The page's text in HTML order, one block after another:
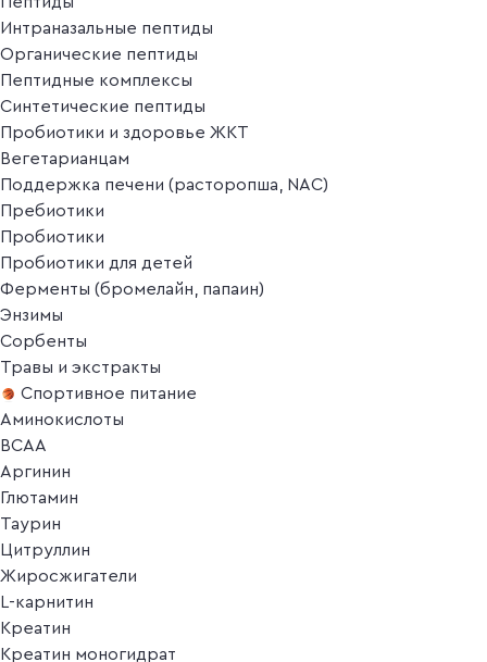
Интраназальные пептиды
Органические пептиды
Пептидные комплексы
Синтетические пептиды
Пробиотики и здоровье ЖКТ
Вегетарианцам
Поддержка печени (расторопша, NAC)
Пребиотики
Пробиотики
Пробиотики для детей
Ферменты (бромелайн, папаин)
Энзимы
Сорбенты
Травы и экстракты
Спортивное питание
Аминокислоты
BCAA
Аргинин
Глютамин
Таурин
Цитруллин
Жиросжигатели
L-карнитин
Креатин
Креатин моногидрат